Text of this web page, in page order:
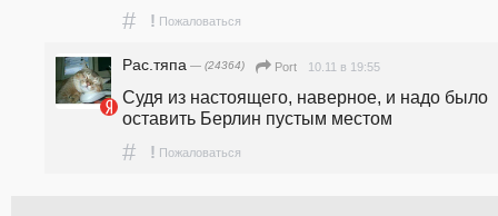
# ! Пожаловаться
Рас.тяпа — (24364) Port 10.11 в 19:55
Судя из настоящего, наверное, и надо было
оставить Берлин пустым местом
# ! Пожаловаться